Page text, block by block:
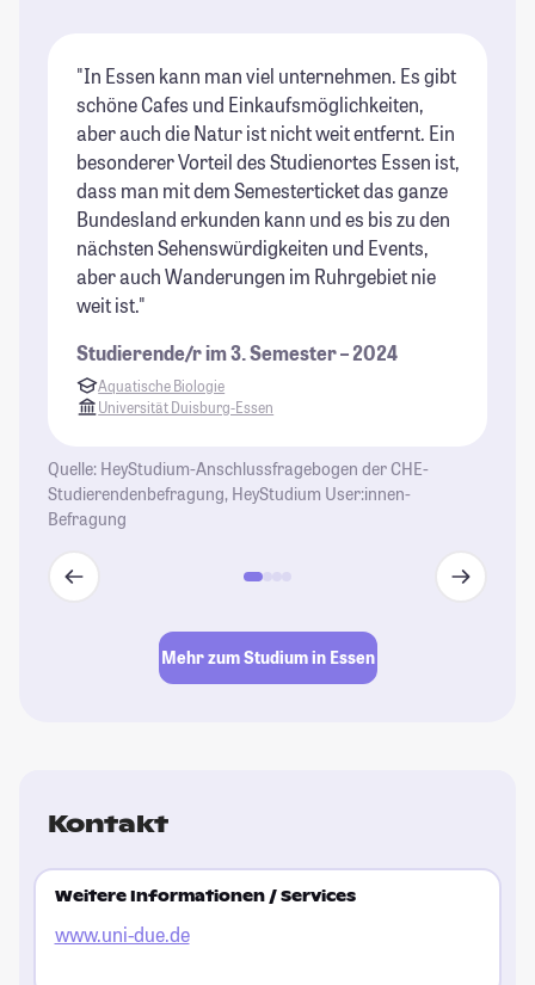
"In Essen kann man viel unternehmen. Es gibt
schöne Cafes und Einkaufsmöglichkeiten,
aber auch die Natur ist nicht weit entfernt. Ein
besonderer Vorteil des Studienortes Essen ist,
dass man mit dem Semesterticket das ganze
Bundesland erkunden kann und es bis zu den
nächsten Sehenswürdigkeiten und Events,
aber auch Wanderungen im Ruhrgebiet nie
weit ist."
Studierende/r im 3. Semester – 2024
Aquatische Biologie
Universität Duisburg-Essen
Quelle: HeyStudium-Anschlussfragebogen der CHE-
Studierendenbefragung, HeyStudium User:innen-
Befragung
Mehr zum Studium in Essen
Kontakt
Weitere Informationen / Services
www.uni-due.de